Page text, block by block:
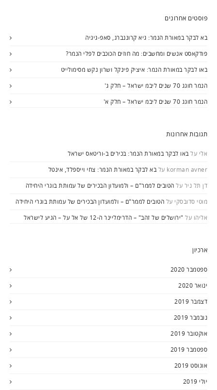
פוסטים אחרונים
בא לבקר במאורת הנמר: גיא קרוננברג, סאפ-גיגיה
פודקאסט אנשים ומחשבים: מה חוזים הכוכבים לפלי הנמר?
באו לבקר במאורת הנמר: איציק פינקל ושרון נקש מסימולייט
הנמר חוגג 70 שנים ליבמ ישראל – חלק ג'
הנמר חוגג 70 שנים ליבמ ישראל – חלק א'
תגובות אחרונות
אלי עלבאו לבקר במאורת הנמר: בכירים ב-וריטאס ישראל
korman avner עלבא לבקר במאורת הנמר: צחי וייספלד, אינטל
דן תל ניר על הטובים לממר"ם – ולמועדון הבכירים של עמותת בוגרי היחידה
מוטי סדובסקי על הטובים לממר"ם – ולמועדון הבכירים של עמותת בוגרי היחידה
אליהו על "ירושלים של זהב" – הדרימליינר ה-12 של אל על – הגיע לישראל
ארכיון
ספטמבר 2020
ינואר 2020
דצמבר 2019
נובמבר 2019
אוקטובר 2019
ספטמבר 2019
אוגוסט 2019
יולי 2019